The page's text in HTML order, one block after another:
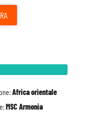
Africa orientale
MSC Armonia